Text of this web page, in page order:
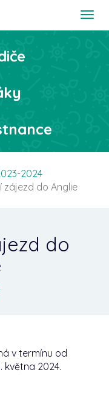
T
t
2024
zájezd do Anglie
do
v termínu od
května 2024.